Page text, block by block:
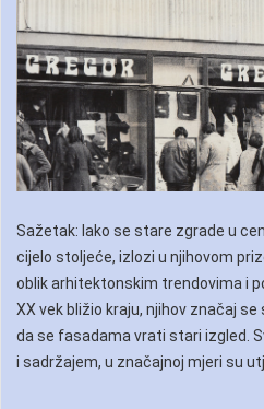
Sažetak: Iako se stare zgrade u
cijelo stoljeće, izlozi u njihovom
oblik arhitektonskim trendovima i
XX vek bližio kraju, njihov značaj
da se fasadama vrati stari izgled.
i sadržajem, u značajnoj mjeri su